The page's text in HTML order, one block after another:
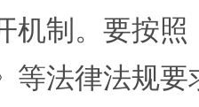
机制。要按
等法律法规